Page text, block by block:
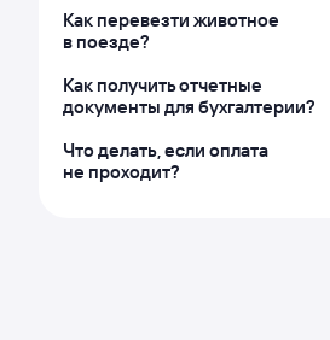
Как перевезти животное
в поезде?
Как получить отчетные
документы для бухгалтерии?
Что делать, если оплата
не проходит?